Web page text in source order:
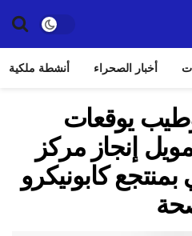
أخبار الصحراء أنشطة ملكية
يوقعات
إنجاز مركز
كابونيكرو